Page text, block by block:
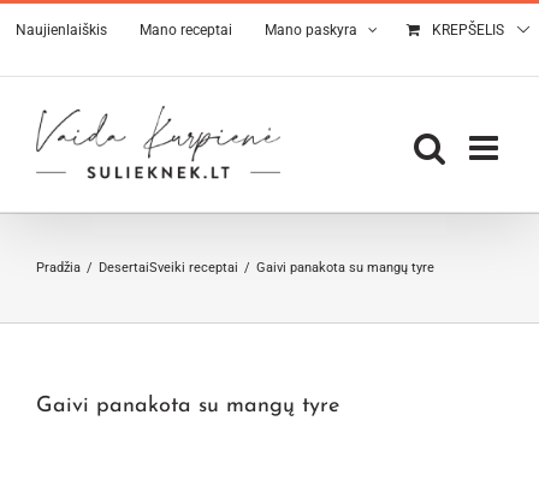
Skip
to
content
Naujienlaiškis Mano receptai Mano paskyra KREPŠELIS
Pradžia DesertaiSveiki receptai Gaivi panakota su mangų tyre
Gaivi panakota su mangų tyre